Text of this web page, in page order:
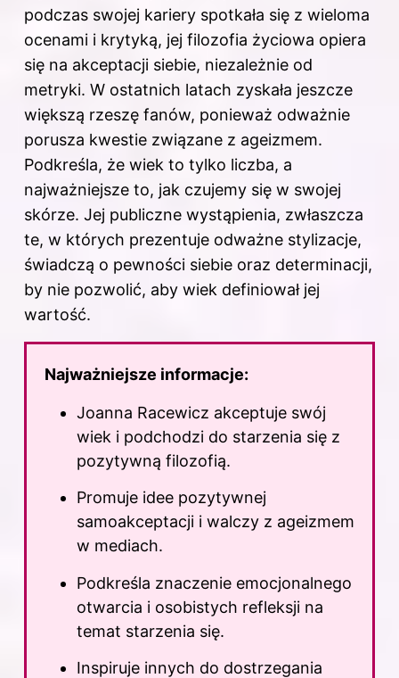
podczas swojej kariery spotkała się z wieloma
ocenami i krytyką, jej filozofia życiowa opiera
się na akceptacji siebie, niezależnie od
metryki. W ostatnich latach zyskała jeszcze
większą rzeszę fanów, ponieważ odważnie
porusza kwestie związane z ageizmem.
Podkreśla, że wiek to tylko liczba, a
najważniejsze to, jak czujemy się w swojej
skórze. Jej publiczne wystąpienia, zwłaszcza
te, w których prezentuje odważne stylizacje,
świadczą o pewności siebie oraz determinacji,
by nie pozwolić, aby wiek definiował jej
wartość.
Najważniejsze informacje:
Joanna Racewicz akceptuje swój
wiek i podchodzi do starzenia się z
pozytywną filozofią.
Promuje idee pozytywnej
samoakceptacji i walczy z ageizmem
w mediach.
Podkreśla znaczenie emocjonalnego
otwarcia i osobistych refleksji na
temat starzenia się.
Inspiruje innych do dostrzegania